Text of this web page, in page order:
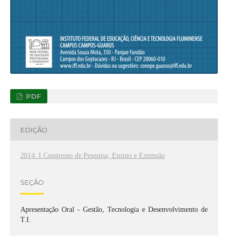
PDF
EDIÇÃO
2014: I Congresso de Pesquisa, Ensino e Extensão
SEÇÃO
Apresentação Oral - Gestão, Tecnologia e Desenvolvimento de
T.I.